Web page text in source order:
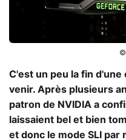
©
C'est un peu la fin d'une
venir. Après plusieurs
patron de NVIDIA a
laissaient bel et bien
et donc le mode SLI par